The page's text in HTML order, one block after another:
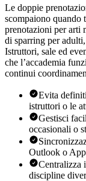
Le doppie
scompaiono quando
prenotazioni per arti
di sparring per
Istruttori, sale ed
che l’accademia
continui
Evita
istruttori o le
Gestisci
occasionali o
Outlook o
Centralizza
discipline